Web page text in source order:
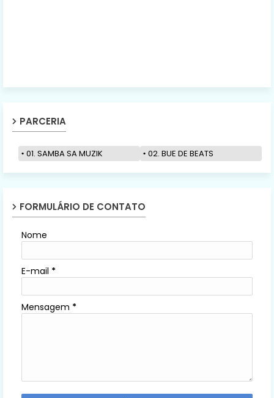
PARCERIA
01. SAMBA SA MUZIK 02. BUE DE BEATS
FORMULÁRIO DE CONTATO
Nome
E-mail *
Mensagem *